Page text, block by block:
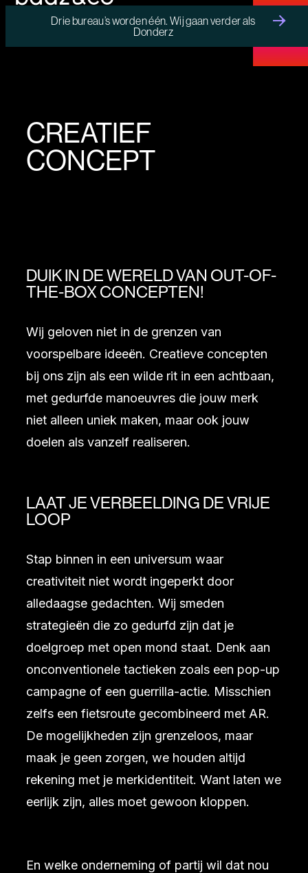
Drie bureau’s worden één. Wij gaan verder als
Donderz
CREATIEF
CONCEPT
DUIK IN DE WERELD VAN OUT-OF-
THE-BOX CONCEPTEN!
Wij geloven niet in de grenzen van
voorspelbare ideeën. Creatieve concepten
bij ons zijn als een wilde rit in een achtbaan,
met gedurfde manoeuvres die jouw merk
niet alleen uniek maken, maar ook jouw
doelen als vanzelf realiseren.
LAAT JE VERBEELDING DE VRIJE
LOOP
Stap binnen in een universum waar
creativiteit niet wordt ingeperkt door
alledaagse gedachten. Wij smeden
strategieën die zo gedurfd zijn dat je
doelgroep met open mond staat. Denk aan
onconventionele tactieken zoals een pop-up
campagne of een guerrilla-actie. Misschien
zelfs een fietsroute gecombineerd met AR.
De mogelijkheden zijn grenzeloos, maar
maak je geen zorgen, we houden altijd
rekening met je merkidentiteit. Want laten we
eerlijk zijn, alles moet gewoon kloppen.
En welke onderneming of partij wil dat nou